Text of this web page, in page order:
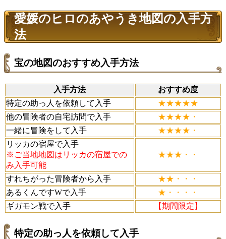
愛媛のヒロのあやうき地図の入手方
法
宝の地図のおすすめ入手方法
入手方法
おすすめ度
特定の助っ人を依頼して入手
★★★★★
他の冒険者の自宅訪問で入手
★★★★・
一緒に冒険をして入手
★★★★・
リッカの宿屋で入手
※ご当地地図はリッカの宿屋での
み入手可能
★★★・・
すれちがった冒険者から入手
★★・・・
あるくんですWで入手
★・・・・
ギガモン戦で入手
【期間限定】
特定の助っ人を依頼して入手